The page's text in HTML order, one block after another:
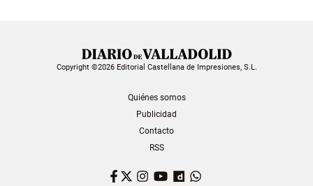
Copyright ©2026 Editorial Castellana de Impresiones, S.L.
Quiénes somos
Publicidad
Contacto
RSS
Facebook
TwitterInstagram
YouTubeDailymotion